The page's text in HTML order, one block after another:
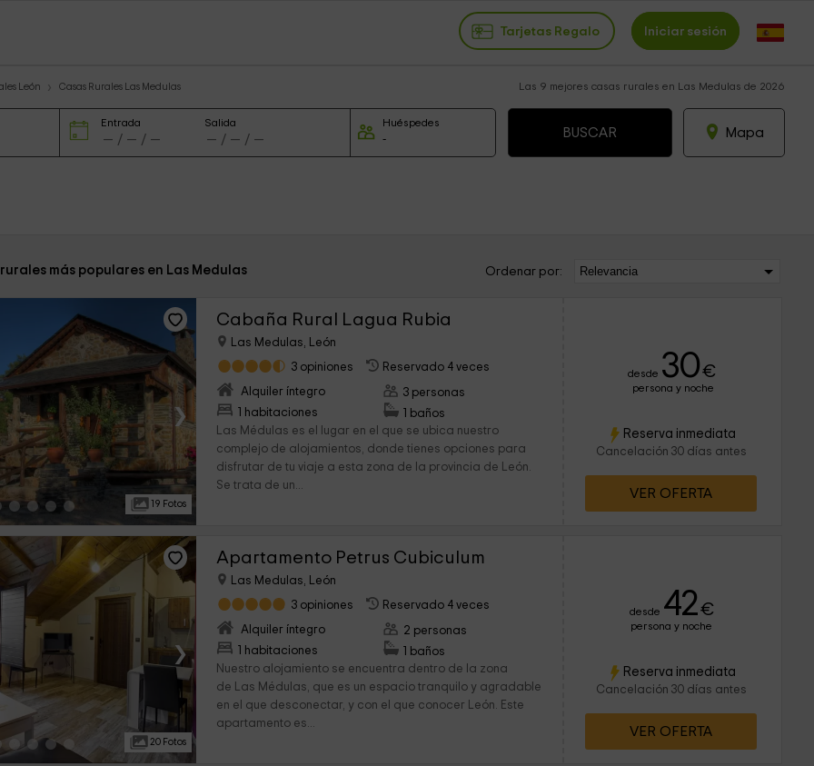
Tarjetas Regalo Iniciar sesión
León Casas Rurales Las Medulas Las 9 mejores casas rurales en Las Medulas de 2026
Entrada Salida Huéspedes
Mapa
más populares en Las Medulas Ordenar por:
›
19 Fotos
Cabaña Rural Lagua Rubia
Las Medulas, León
3 opiniones
Reservado 4 veces
Alquiler íntegro
1 habitaciones
3 personas
1 baños
Las Médulas es el lugar en el que se ubica nuestro
complejo de alojamientos, donde tienes opciones para
disfrutar de tu viaje a esta zona de la provincia de León.
Se trata de un...
desde 30€
persona y noche
Reserva inmediata
Cancelación 30 días antes
VER OFERTA
›
20 Fotos
Apartamento Petrus Cubiculum
Las Medulas, León
3 opiniones
Reservado 4 veces
Alquiler íntegro
1 habitaciones
2 personas
1 baños
Nuestro alojamiento se encuentra dentro de la zona
de Las Médulas, que es un espacio tranquilo y agradable
en el que desconectar, y con el que conocer León. Este
apartamento es...
desde 42€
persona y noche
Reserva inmediata
Cancelación 30 días antes
VER OFERTA